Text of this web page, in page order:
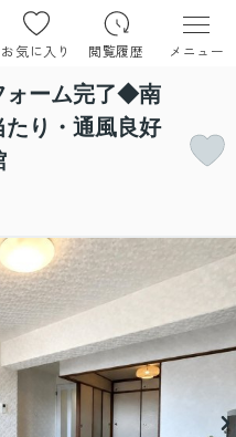
お気に入り 閲覧履歴 メニュー
ォーム完了◆南
り・通風良好